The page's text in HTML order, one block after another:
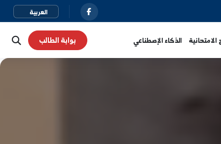
الذكاء الإصطناعي بوابة الطالب